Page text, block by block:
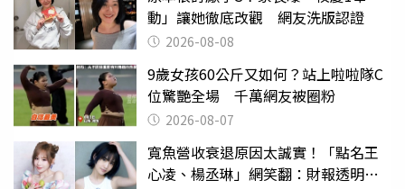
動」讓她徹底改觀 網友洗版認證
2026-08-08
9歲女孩60公斤又如何？站上啦啦隊C
位驚艷全場 千萬網友被圈粉
2026-08-07
寬魚營收衰退原因太誠實！「點名王
心凌、楊丞琳」網笑翻：財報透明度